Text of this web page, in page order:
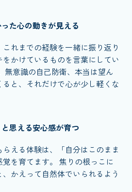
た心の動きが見える
れまでの経験を一緒に振り返り
かけているものを言葉にしてい
無意識の自己防衛、本当は望ん
と、それだけで心が少し軽くな
と思える安心感が育つ
える体験は、「自分はこのまま
を育てます。 焦りの根っこに
かえって自然体でいられるよう